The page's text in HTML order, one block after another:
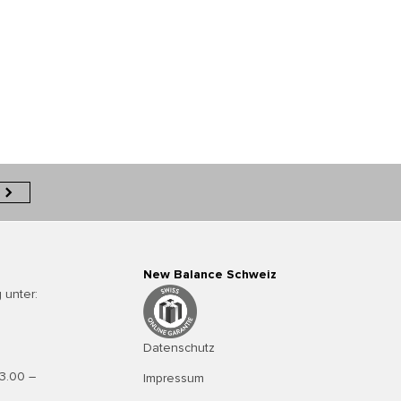
unter:
–
New Balance Schweiz
Datenschutz
Impressum